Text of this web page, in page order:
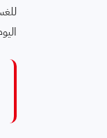
اليوم في 95% من الحالات. الكشف الفني ويُخصم من فاتورة